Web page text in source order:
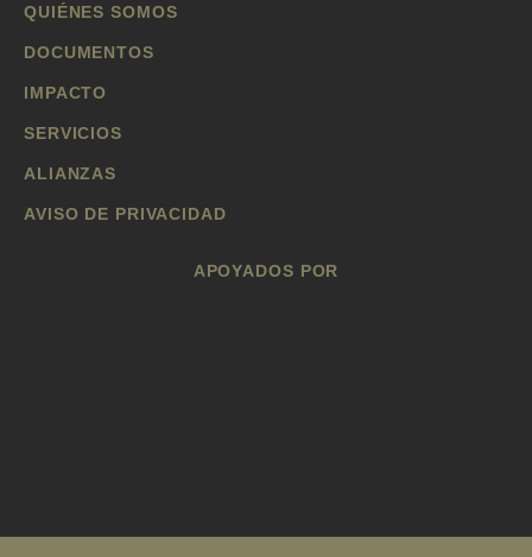
QUIÉNES SOMOS
DOCUMENTOS
IMPACTO
SERVICIOS
ALIANZAS
AVISO DE PRIVACIDAD
APOYADOS POR